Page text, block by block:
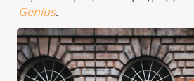
Genius.